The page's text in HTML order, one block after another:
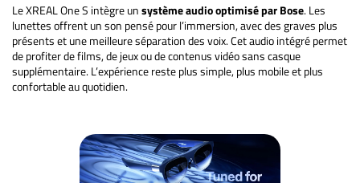
Le XREAL One S intègre unsystème audio optimisé par Bose. Les
lunettes offrent un son pensé pour l’immersion, avec des graves plus
présents et une meilleure séparation des voix. Cet audio intégré permet
de profiter de films, de jeux ou de contenus vidéo sans casque
supplémentaire. L’expérience reste plus simple, plus mobile et plus
confortable au quotidien.